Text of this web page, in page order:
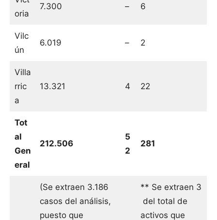
oria
7.300 – 6
Vilc
ún
6.019 – 2
Villa
rric
a
13.321 4 22
Tot
al
Gen
eral
212.506
5
2
281
(Se extraen 3.186
casos del análisis,
puesto que
** Se extraen 3
del total de
activos que